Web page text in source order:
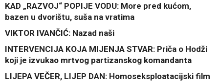
KAD „RAZVOJ“ POPIJE VODU: More pred kućom,
bazen u dvorištu, suša na vratima
VIKTOR IVANČIĆ: Nazad naši
INTERVENCIJA KOJA MIJENJA STVAR: Priča o Hodži
koji je izvukao mrtvog partizanskog komandanta
LIJEPA VEČER, LIJEP DAN: Homoseksploatacijski film